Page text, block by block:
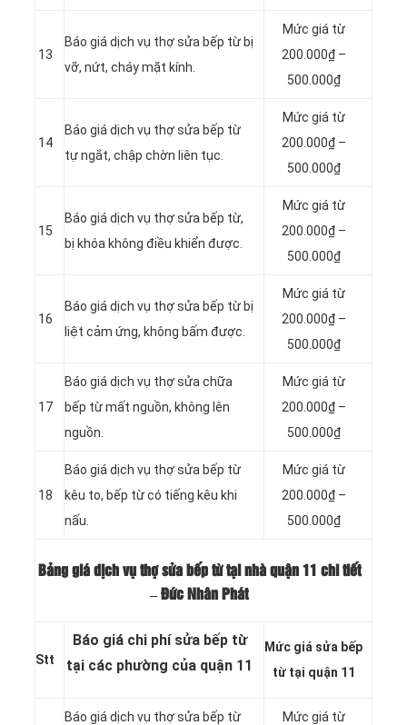
13
Báo giá dịch vụ thợ sửa bếp từ bị
vỡ, nứt, cháy mặt kính.
Mức giá từ
200.000₫ –
500.000₫
14
Báo giá dịch vụ thợ sửa bếp từ
tự ngắt, chập chờn liên tục.
Mức giá từ
200.000₫ –
500.000₫
15
Báo giá dịch vụ thợ sửa bếp từ,
bị khóa không điều khiển được.
Mức giá từ
200.000₫ –
500.000₫
16
Báo giá dịch vụ thợ sửa bếp từ bị
liệt cảm ứng, không bấm được.
Mức giá từ
200.000₫ –
500.000₫
17
Báo giá dịch vụ thợ sửa chữa
bếp từ mất nguồn, không lên
nguồn.
Mức giá từ
200.000₫ –
500.000₫
18
Báo giá dịch vụ thợ sửa bếp từ
kêu to, bếp từ có tiếng kêu khi
nấu.
Mức giá từ
200.000₫ –
500.000₫
Bảng giá dịch vụ thợ sửa bếp từ tại nhà quận 11 chi tiết
– Đức Nhân Phát
Stt
Báo giá chi phí sửa bếp từ
tại các phường của quận 11
Mức giá sửa bếp
từ tại quận 11
Báo giá dịch vụ thợ sửa bếp từ
Mức giá từ